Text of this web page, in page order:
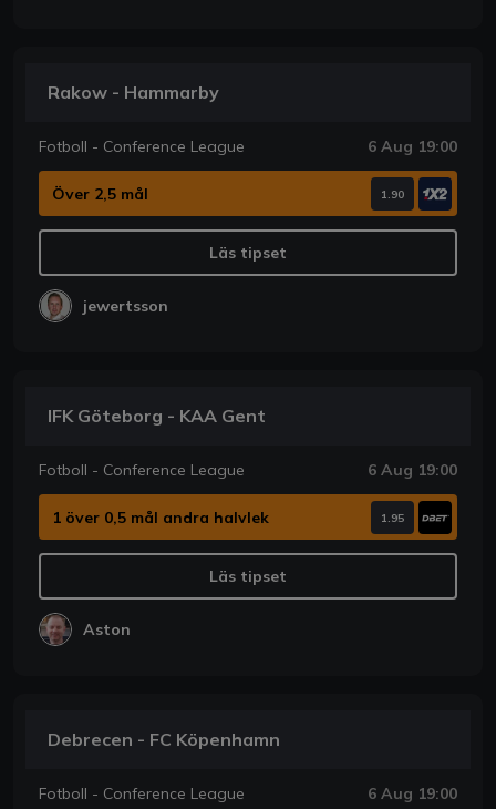
Rakow - Hammarby
Fotboll - Conference League 6 Aug 19:00
Över 2,5 mål 1.90
Läs tipset
jewertsson
IFK Göteborg - KAA Gent
Fotboll - Conference League 6 Aug 19:00
1 över 0,5 mål andra halvlek 1.95
Läs tipset
Aston
Debrecen - FC Köpenhamn
Fotboll - Conference League 6 Aug 19:00